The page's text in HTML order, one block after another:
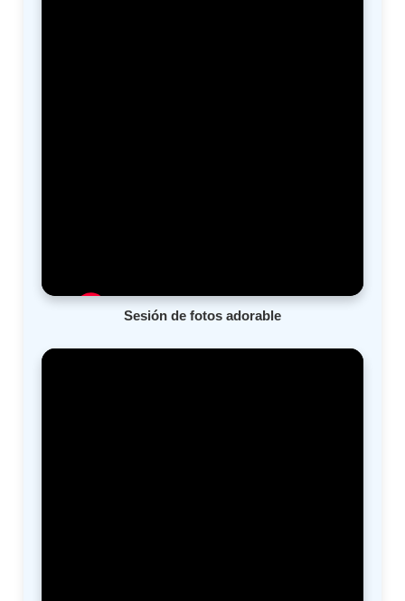
Sesión de fotos adorable